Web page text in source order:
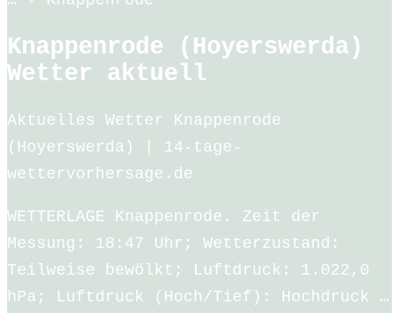
Knappenrode (Hoyerswerda)
Wetter aktuell
Aktuelles Wetter Knappenrode
(Hoyerswerda) | 14-tage-
wettervorhersage.de
WETTERLAGE Knappenrode. Zeit der
Messung: 18:47 Uhr; Wetterzustand:
Teilweise bewölkt; Luftdruck: 1.022,0
hPa; Luftdruck (Hoch/Tief): Hochdruck …